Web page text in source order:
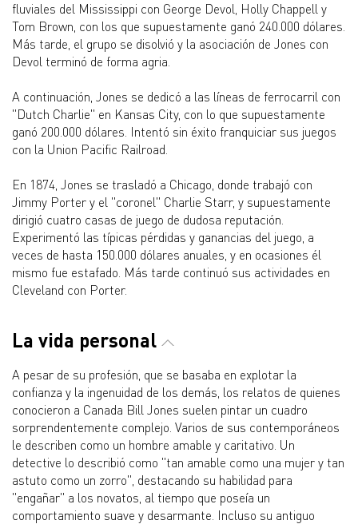
fluviales del Mississippi con George Devol, Holly Chappell y
Tom Brown, con los que supuestamente ganó 240.000 dólares.
Más tarde, el grupo se disolvió y la asociación de Jones con
Devol terminó de forma agria.
A continuación, Jones se dedicó a las líneas de ferrocarril con
"Dutch Charlie" en Kansas City, con lo que supuestamente
ganó 200.000 dólares. Intentó sin éxito franquiciar sus juegos
con la Union Pacific Railroad.
En 1874, Jones se trasladó a Chicago, donde trabajó con
Jimmy Porter y el "coronel" Charlie Starr, y supuestamente
dirigió cuatro casas de juego de dudosa reputación.
Experimentó las típicas pérdidas y ganancias del juego, a
veces de hasta 150.000 dólares anuales, y en ocasiones él
mismo fue estafado. Más tarde continuó sus actividades en
Cleveland con Porter.
La vida personal
A pesar de su profesión, que se basaba en explotar la
confianza y la ingenuidad de los demás, los relatos de quienes
conocieron a Canada Bill Jones suelen pintar un cuadro
sorprendentemente complejo. Varios de sus contemporáneos
le describen como un hombre amable y caritativo. Un
detective lo describió como "tan amable como una mujer y tan
astuto como un zorro", destacando su habilidad para
"engañar" a los novatos, al tiempo que poseía un
comportamiento suave y desarmante. Incluso su antiguo